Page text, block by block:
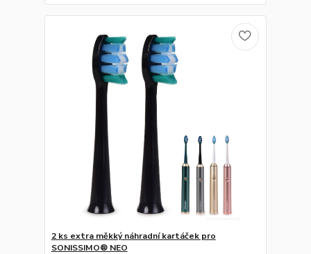
2 ks extra měkký náhradní kartáček pro
SONISSIMO® NEO